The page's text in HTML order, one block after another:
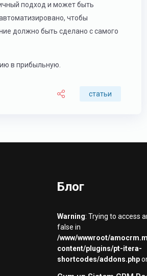
подход и может быть
чтобы
должно быть сделано с самого
в прибыльную.
статьи
Блог
Warning: Trying to access
false in
/www/wwwroot/
content/plugins/pt-itera-
shortcodes/addons.php